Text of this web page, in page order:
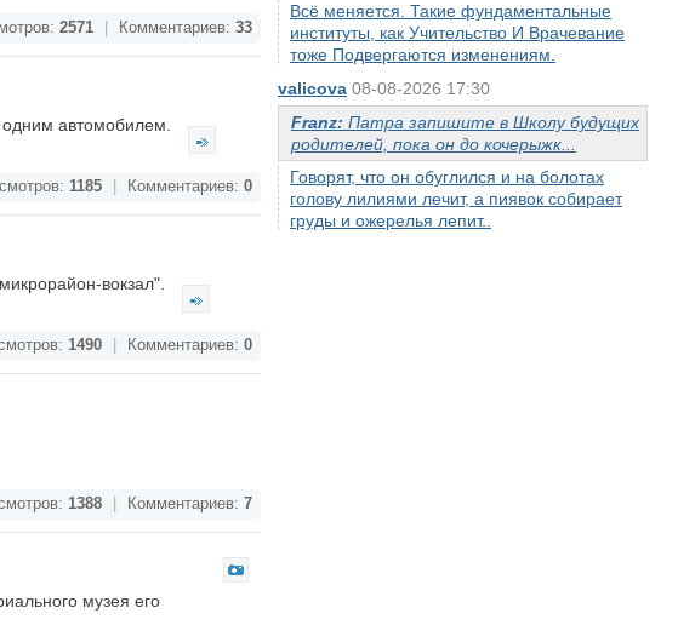
Всё меняется. Такие фундаментальные
институты, как Учительство И Врачевание
тоже Подвергаются изменениям.
valicova 08-08-2026 17:30
Franz: Патра запишите в Школу будущих
родителей, пока он до кочерыжк...
Говорят, что он обуглился и на болотах
голову лилиями лечит, а пиявок собирает
груды и ожерелья лепит..
2571 Комментариев: 33
автомобилем.
1185 Комментариев: 0
вокзал".
1490 Комментариев: 0
1388 Комментариев: 7
музея его